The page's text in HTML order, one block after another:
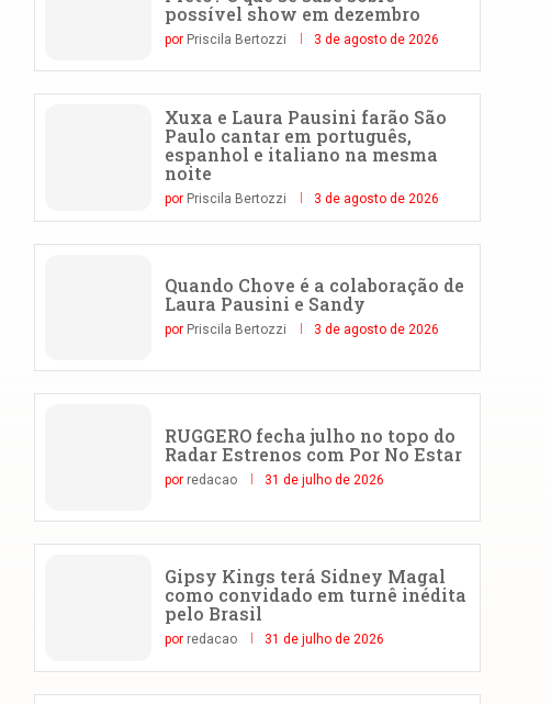
possível show em dezembro
por Priscila Bertozzi 3 de agosto de 2026
Xuxa e Laura Pausini farão São
Paulo cantar em português,
espanhol e italiano na mesma
noite
por Priscila Bertozzi 3 de agosto de 2026
Quando Chove é a colaboração de
Laura Pausini e Sandy
por Priscila Bertozzi 3 de agosto de 2026
RUGGERO fecha julho no topo do
Radar Estrenos com Por No Estar
por redacao 31 de julho de 2026
Gipsy Kings terá Sidney Magal
como convidado em turnê inédita
pelo Brasil
por redacao 31 de julho de 2026